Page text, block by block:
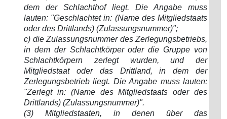
dem der Schlachthof liegt. Die Angabe muss
lauten: "Geschlachtet in: (Name des Mitgliedstaats
oder des Drittlands) (Zulassungsnummer)";
c) die Zulassungsnummer des Zerlegungsbetriebs,
in dem der Schlachtkörper oder die Gruppe von
Schlachtkörpern zerlegt wurden, und der
Mitgliedstaat oder das Drittland, in dem der
Zerlegungsbetrieb liegt. Die Angabe muss lauten:
"Zerlegt in: (Name des Mitgliedstaats oder des
Drittlands) (Zulassungsnummer)".
(3) Mitgliedstaaten, in denen über das